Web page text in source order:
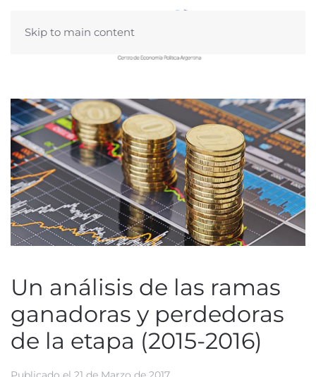
Skip to main content
Un análisis de las ramas
ganadoras y perdedoras
de la etapa (2015-2016)